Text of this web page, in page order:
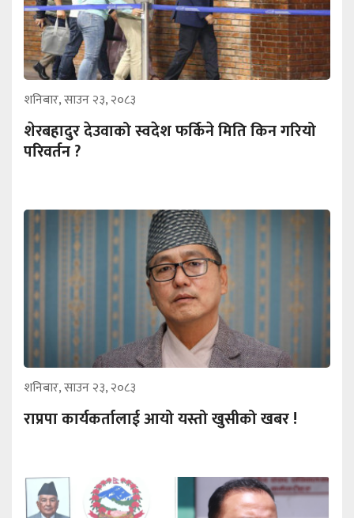
शनिबार, साउन २३, २०८३
शेरबहादुर देउवाको स्वदेश फर्किने मिति किन गरियो
परिवर्तन ?
शनिबार, साउन २३, २०८३
राप्रपा कार्यकर्तालाई आयो यस्तो खुसीको खबर !